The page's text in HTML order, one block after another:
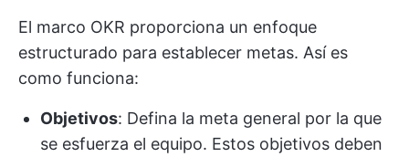
El marco OKR proporciona un enfoque
estructurado para establecer metas. Así es
como funciona:
Objetivos: Defina la meta general por la que
se esfuerza el equipo. Estos objetivos deben